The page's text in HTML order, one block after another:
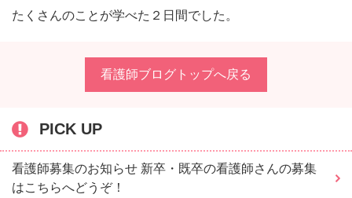
たくさんのことが学べた２日間でした。
看護師ブログトップへ戻る
PICK UP
看護師募集のお知らせ 新卒・既卒の看護師さんの募集
はこちらへどうぞ！